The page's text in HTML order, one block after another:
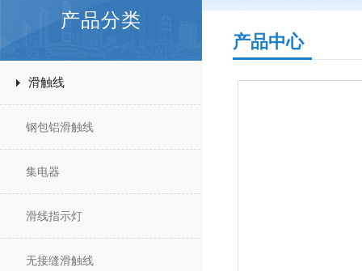
产品分类
滑触线
钢包铝滑触线
集电器
滑线指示灯
无接缝滑触线
产品中心